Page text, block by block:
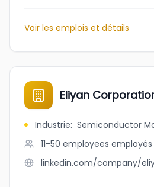
Voir les emplois et détails
Eliyan
Industrie: Semiconductor
11-50 employees employés
linkedin.com/company/